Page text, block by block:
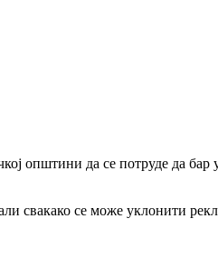
општини да се потруде да
се може уклонити